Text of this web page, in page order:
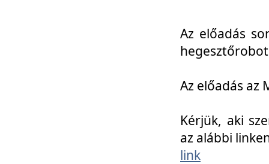
Az előadás
Az előadás az
Kérjük, aki
az alábbi
link